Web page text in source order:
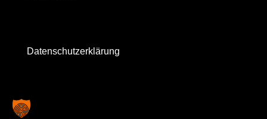
Datenschutzerklärung